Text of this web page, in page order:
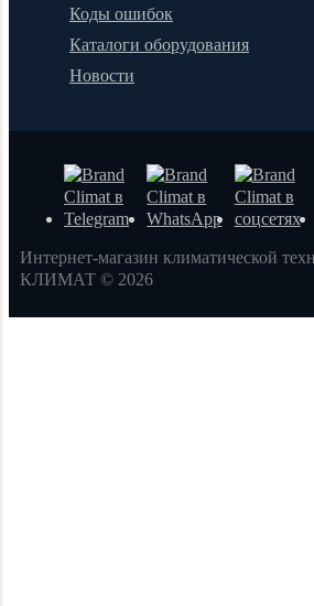
Коды ошибок
Каталоги оборудования
Новости
Интернет-магазин климатической
КЛИМАТ © 2026